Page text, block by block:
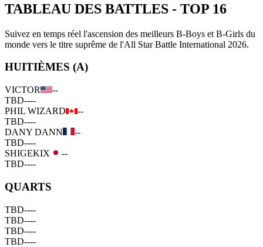
TABLEAU DES BATTLES - TOP 16
Suivez en temps réel l'ascension des meilleurs B-Boys et B-Girls du
monde vers le titre suprême de l'All Star Battle International 2026.
HUITIÈMES (A)
VICTOR
--
TBD----
PHIL WIZARD
--
TBD----
DANY DANN
--
TBD----
SHIGEKIX
--
TBD----
QUARTS
TBD----
TBD----
TBD----
TBD----